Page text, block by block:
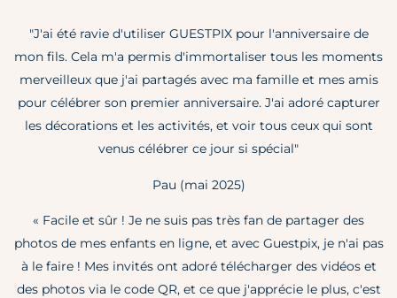
"J'ai été ravie d'utiliser GUESTPIX pour l'anniversaire de
mon fils. Cela m'a permis d'immortaliser tous les moments
merveilleux que j'ai partagés avec ma famille et mes amis
pour célébrer son premier anniversaire. J'ai adoré capturer
les décorations et les activités, et voir tous ceux qui sont
venus célébrer ce jour si spécial"
Pau (mai 2025)
« Facile et sûr ! Je ne suis pas très fan de partager des
photos de mes enfants en ligne, et avec Guestpix, je n'ai pas
à le faire ! Mes invités ont adoré télécharger des vidéos et
des photos via le code QR, et ce que j'apprécie le plus, c'est